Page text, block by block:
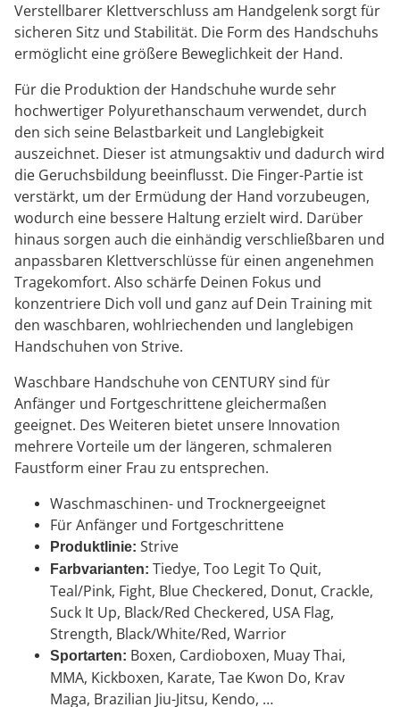
Verstellbarer Klettverschluss am Handgelenk sorgt für
sicheren Sitz und Stabilität. Die Form des Handschuhs
ermöglicht eine größere Beweglichkeit der Hand.
Für die Produktion der Handschuhe wurde sehr
hochwertiger Polyurethanschaum verwendet, durch
den sich seine Belastbarkeit und Langlebigkeit
auszeichnet. Dieser ist atmungsaktiv und dadurch wird
die Geruchsbildung beeinflusst. Die Finger-Partie ist
verstärkt, um der Ermüdung der Hand vorzubeugen,
wodurch eine bessere Haltung erzielt wird. Darüber
hinaus sorgen auch die einhändig verschließbaren und
anpassbaren Klettverschlüsse für einen angenehmen
Tragekomfort. Also schärfe Deinen Fokus und
konzentriere Dich voll und ganz auf Dein Training mit
den waschbaren, wohlriechenden und langlebigen
Handschuhen von Strive.
Waschbare Handschuhe von CENTURY sind für
Anfänger und Fortgeschrittene gleichermaßen
geeignet. Des Weiteren bietet unsere Innovation
mehrere Vorteile um der längeren, schmaleren
Faustform einer Frau zu entsprechen.
Waschmaschinen- und Trocknergeeignet
Für Anfänger und Fortgeschrittene
Produktlinie: Strive
Farbvarianten: Tiedye, Too Legit To Quit,
Teal/Pink, Fight, Blue Checkered, Donut, Crackle,
Suck It Up, Black/Red Checkered, USA Flag,
Strength, Black/White/Red, Warrior
Sportarten: Boxen, Cardioboxen, Muay Thai,
MMA, Kickboxen, Karate, Tae Kwon Do, Krav
Maga, Brazilian Jiu-Jitsu, Kendo, …